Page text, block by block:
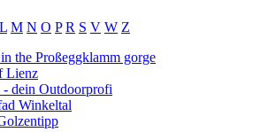
L M N O P R S V W Z
the Proßeggklamm gorge
Lienz
dein Outdoorprofi
Winkeltal